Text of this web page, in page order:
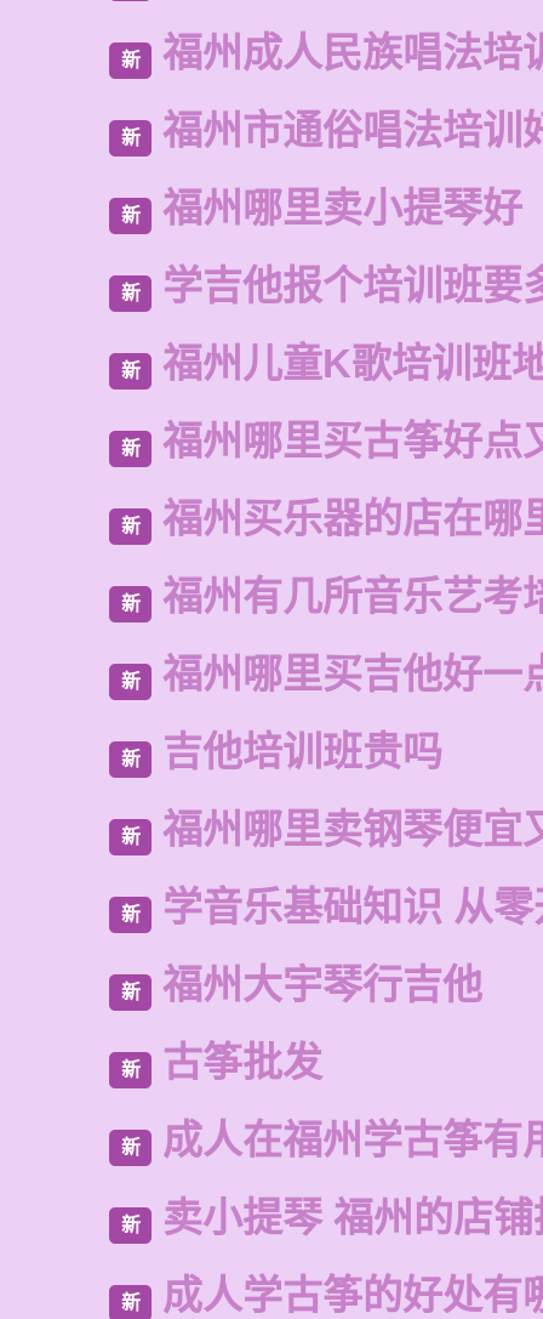
新 福州成人民族唱法培
新 福州市通俗唱法培训
新 福州哪里卖小提琴好
新 学吉他报个培训班要
新 福州儿童K歌培训班
新 福州哪里买古筝好点
新 福州买乐器的店在哪
新 福州有几所音乐艺考
新 福州哪里买吉他好一
新 吉他培训班贵吗
新 福州哪里卖钢琴便宜
新 学音乐基础知识 从
新 福州大宇琴行吉他
新 古筝批发
新 成人在福州学古筝有
新 卖小提琴 福州的店
新 成人学古筝的好处有